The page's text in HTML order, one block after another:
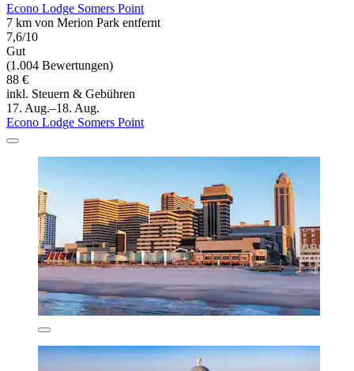
Econo Lodge Somers Point
7 km von Merion Park entfernt
7,6/10
Gut
(1.004 Bewertungen)
88 €
inkl. Steuern & Gebühren
17. Aug.–18. Aug.
Econo Lodge Somers Point